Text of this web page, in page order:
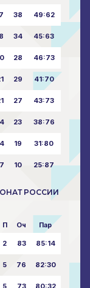
38 49:62
34 45:63
28 46:73
29 41:70
27 43:73
23 38:76
19 31:80
10 25:87
РОССИИ
П Оч Пар
2 83 85:14
5 76 82:30
5 73 80:32